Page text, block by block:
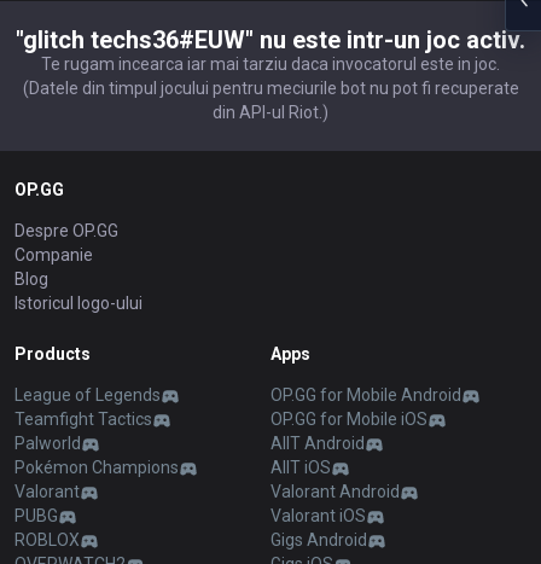
"glitch techs36#EUW" nu este intr-un joc activ.
Te rugam incearca iar mai tarziu daca invocatorul este in joc.
(Datele din timpul jocului pentru meciurile bot nu pot fi recuperate
din API-ul Riot.)
OP.GG
Despre OP.GG
Companie
Blog
Istoricul logo-ului
Products
League of Legends
Teamfight Tactics
Palworld
Pokémon Champions
Valorant
PUBG
ROBLOX
Apps
OP.GG for Mobile Android
OP.GG for Mobile iOS
AllT Android
AllT iOS
Valorant Android
Valorant iOS
Gigs Android